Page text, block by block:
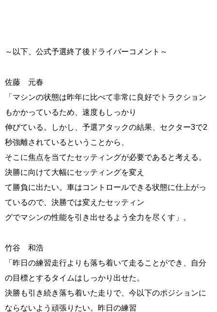
～以下、公式予選終了後ドライバーコメント～
佐藤 元春
「マシンの状態は昨年に比べて非常に良好でトラクション
もかかっているため、速度もしっかり
伸びている。しかし、予選アタックの結果、セクター3で2
秒強離されているということから、
そこに焦点を当てたセッティングが必要であると考える。
決勝に向けて大幅にセッティングを変え
て勝負に出たい。車はコントロールできる状態に仕上がっ
ているので、決勝では変えたセッティン
グでマシンの性能を引き出せるよう全力を尽くす」。
竹谷 和浩
「昨日の練習走行よりも落ち着いて走ることができ、自分
の目標とするタイムはしっかり出せた。
決勝も引き続き落ち着いた走りで、今以下のポジションに
ならないよう頑張りたい。昨日の練習